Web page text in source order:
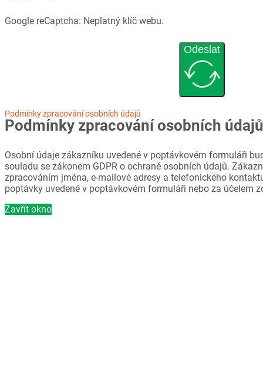
Google reCaptcha: Neplatný klíč webu.
Odeslat
Podmínky zpracování osobních údajů
Podmínky zpracování osobních údajů
Osobní údaje zákazníku uvedené v poptávkovém formuláři
souladu se zákonem GDPR o ochraně osobních údajů.
zpracováním jména, e-mailové adresy a telefonického
poptávky uvedené v poptávkovém formuláři nebo za účelem
Zavřít okno